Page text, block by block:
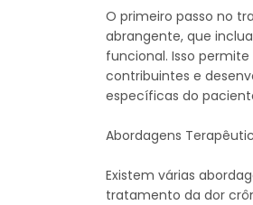
O primeiro passo no
abrangente, que
funcional. Isso
contribuintes e
específicas do
Abordagens
Existem várias
tratamento da dor